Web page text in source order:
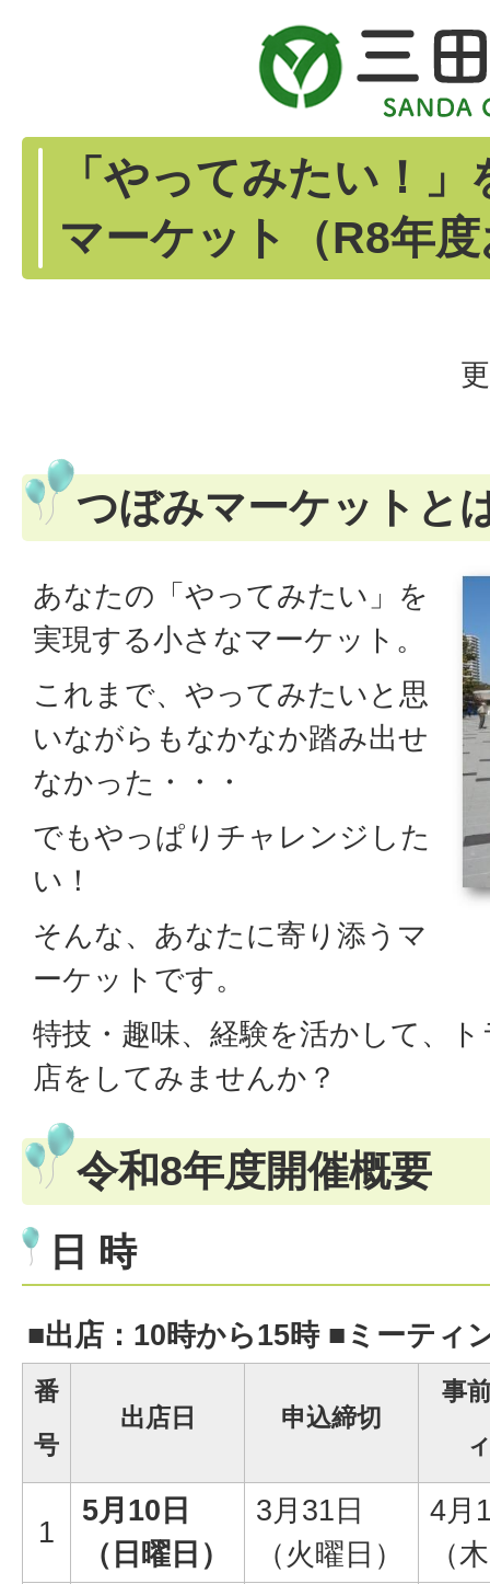
「やってみたい！
マーケット（R8年
つぼみマーケットと
あなたの「やってみたい」を
実現する小さなマーケット。
これまで、やってみたいと思
いながらもなかなか踏み出せ
なかった・・・
でもやっぱりチャレンジした
い！
そんな、あなたに寄り添うマ
ーケットです。
特技・趣味、経験を活かして、
店をしてみませんか？
令和8年度開催概要
日 時
■出店：10時から15時 ■ミーティ
番
号
出店日 申込締切
事
1
5月10日
（日曜日）
3月31日
（火曜日）
4月
（